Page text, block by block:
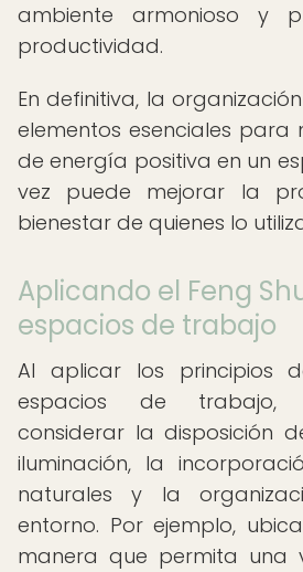
ambiente armonioso y
productividad.
En definitiva, la
elementos esenciales para
de energía positiva en un
vez puede mejorar la
bienestar de quienes lo
Aplicando el Feng
espacios de trabajo
Al aplicar los principios
espacios de trabajo,
considerar la disposición
iluminación, la
naturales y la
entorno. Por ejemplo,
manera que permita una